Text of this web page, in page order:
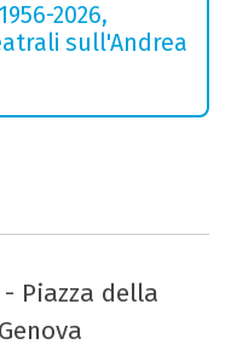
2026,
sull'Andrea
Piazza della